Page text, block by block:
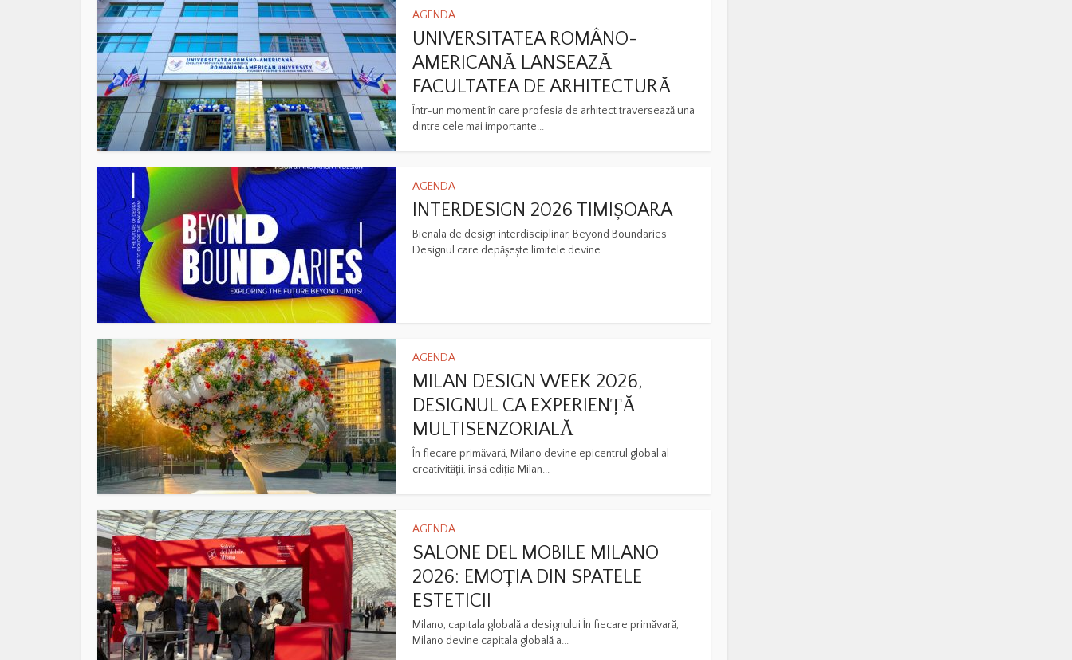
AGENDA
UNIVERSITATEA ROMÂNO-
AMERICANĂ LANSEAZĂ
FACULTATEA DE ARHITECTURĂ
Într-un moment în care profesia de arhitect traversează una
dintre cele mai importante...
AGENDA
INTERDESIGN 2026 TIMIȘOARA
Bienala de design interdisciplinar, Beyond Boundaries
Designul care depășește limitele devine...
AGENDA
MILAN DESIGN WEEK 2026,
DESIGNUL CA EXPERIENȚĂ
MULTISENZORIALĂ
În fiecare primăvară, Milano devine epicentrul global al
creativității, însă ediția Milan...
AGENDA
SALONE DEL MOBILE MILANO
2026: EMOȚIA DIN SPATELE
ESTETICII
Milano, capitala globală a designului În fiecare primăvară,
Milano devine capitala globală a...